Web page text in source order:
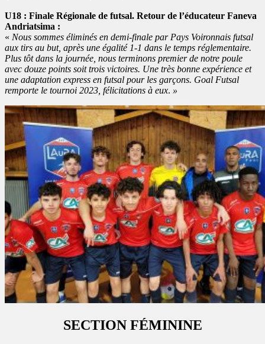
U18 : Finale Régionale de futsal. Retour de l’éducateur Faneva
Andriatsima :
« Nous sommes éliminés en demi-finale par Pays Voironnais futsal
aux tirs au but, après une égalité 1-1 dans le temps réglementaire.
Plus tôt dans la journée, nous terminons premier de notre poule
avec douze points soit trois victoires. Une très bonne expérience et
une adaptation express en futsal pour les garçons. Goal Futsal
remporte le tournoi 2023, félicitations à eux. »
SECTION FÉMININE